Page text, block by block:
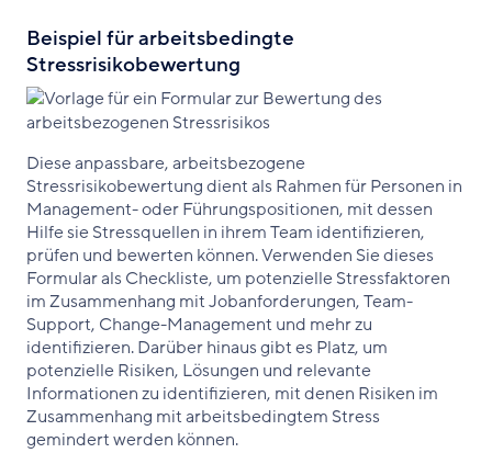
Beispiel für arbeitsbedingte
Stressrisikobewertung
Diese anpassbare, arbeitsbezogene
Stressrisikobewertung dient als Rahmen für Personen in
Management- oder Führungspositionen, mit dessen
Hilfe sie Stressquellen in ihrem Team identifizieren,
prüfen und bewerten können. Verwenden Sie dieses
Formular als Checkliste, um potenzielle Stressfaktoren
im Zusammenhang mit Jobanforderungen, Team-
Support, Change-Management und mehr zu
identifizieren. Darüber hinaus gibt es Platz, um
potenzielle Risiken, Lösungen und relevante
Informationen zu identifizieren, mit denen Risiken im
Zusammenhang mit arbeitsbedingtem Stress
gemindert werden können.